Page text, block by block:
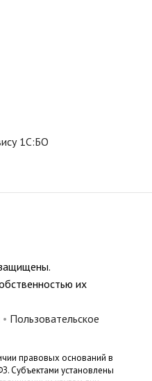
1С:БО
их
• Пользовательское
правовых оснований в
Субъектами установлены